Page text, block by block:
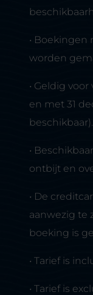
• Boekingen
worden
• Geldig
en met 31
beschikbaar).
•
ontbijt en
• De
aanwezig te
boeking is
• Tarief is
• Tarief is